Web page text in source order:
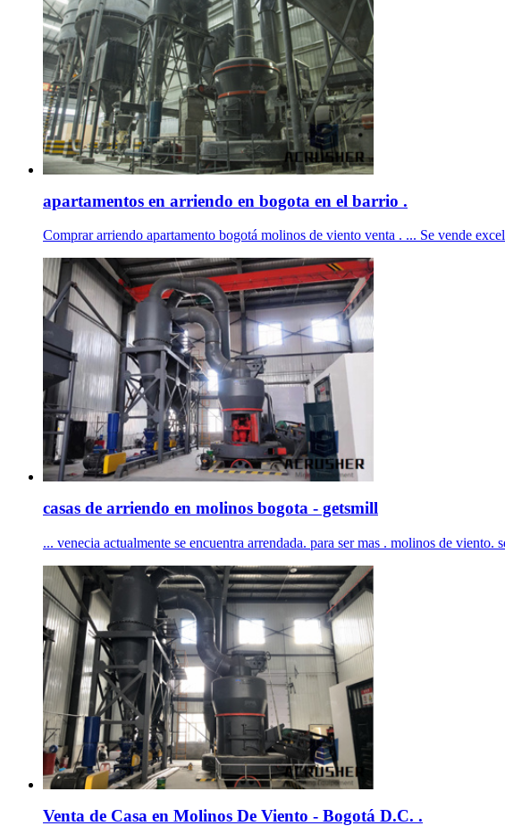
apartamentos en arriendo en bogota en el barrio .
Comprar arriendo apartamento bogotá molinos de viento venta . ... Se vende
casas de arriendo en molinos bogota - getsmill
... venecia actualmente se encuentra arrendada. para ser mas . molinos de
Venta de Casa en Molinos De Viento - Bogotá D.C. .